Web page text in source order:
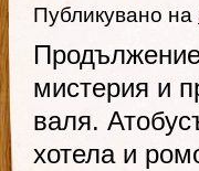
Публикувано на
мистерия и
валя.
хотела и